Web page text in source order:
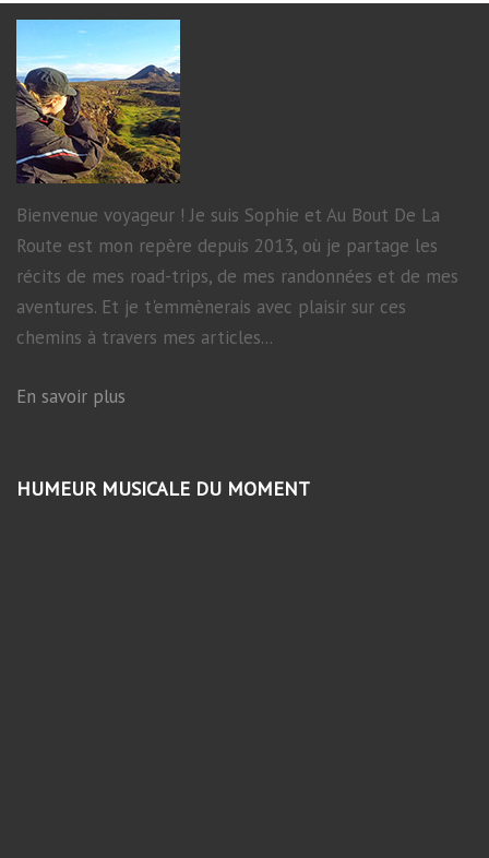
Bienvenue voyageur ! Je suis Sophie et Au Bout De La
Route est mon repère depuis 2013, où je partage les
récits de mes road-trips, de mes randonnées et de mes
aventures. Et je t'emmènerais avec plaisir sur ces
chemins à travers mes articles...
En savoir plus
HUMEUR MUSICALE DU MOMENT